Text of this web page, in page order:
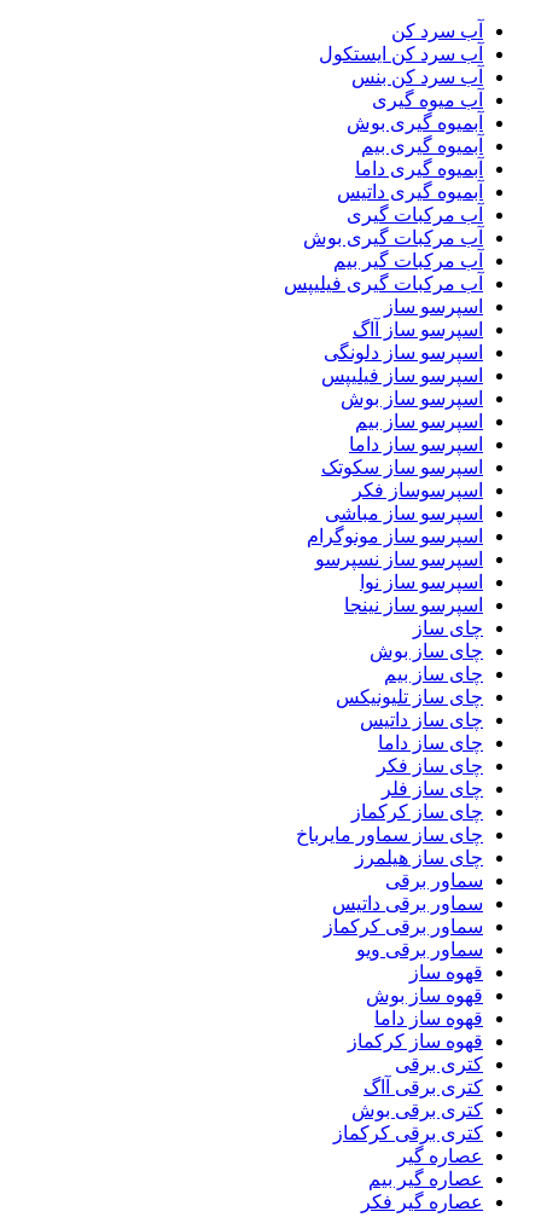
آب سرد کن
آب سرد کن ایستکول
آب سرد کن بنس
آب میوه گیری
آبمیوه گیری بوش
آبمیوه گیری بیم
آبمیوه گیری داما
آبمیوه گیری داتیس
آب مرکبات گیری
آب مرکبات گیری بوش
آب مرکبات گیر بیم
آب مرکبات گیری فیلیپس
اسپرسو ساز
اسپرسو ساز آاگ
اسپرسو ساز دلونگی
اسپرسو ساز فیلیپس
اسپرسو ساز بوش
اسپرسو ساز بیم
اسپرسو ساز داما
اسپرسو ساز سکوتک
اسپرسوساز فکر
اسپرسو ساز مباشی
اسپرسو ساز مونوگرام
اسپرسو ساز نسپرسو
اسپرسو ساز نوا
اسپرسو ساز نینجا
چای ساز
چای ساز بوش
چای ساز بیم
چای ساز تلیونیکس
چای ساز داتیس
چای ساز داما
چای ساز فکر
چای ساز فلر
چای ساز کرکماز
چای ساز سماور مایرباخ
چای ساز هیلمرز
سماور برقی
سماور برقی داتیس
سماور برقی کرکماز
سماور برقی ویو
قهوه ساز
قهوه ساز بوش
قهوه ساز داما
قهوه ساز کرکماز
کتری برقی
کتری برقی آاگ
کتری برقی بوش
کتری برقی کرکماز
عصاره گیر
عصاره گیر بیم
عصاره گیر فکر